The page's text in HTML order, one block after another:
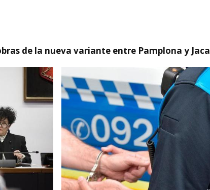
de la nueva variante entre Pamplona y Jaca